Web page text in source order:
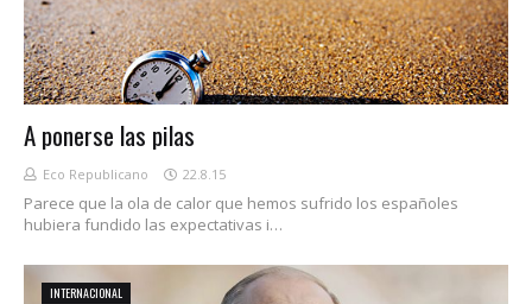
A ponerse las pilas
Eco Republicano 22.8.15
Parece que la ola de calor que hemos sufrido los españoles
hubiera fundido las expectativas i…
INTERNACIONAL